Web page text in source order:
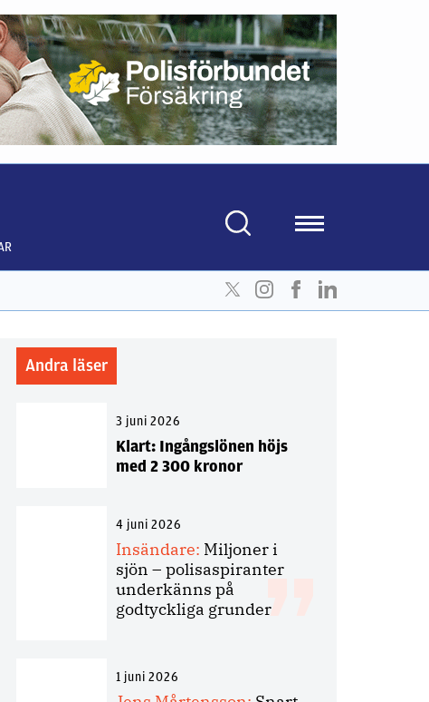
Andra läser
3 juni 2026
Klart: Ingångslönen höjs
med 2 300 kronor
4 juni 2026
Insändare: Miljoner i
sjön – polisaspiranter
underkänns på
godtyckliga grunder
1 juni 2026